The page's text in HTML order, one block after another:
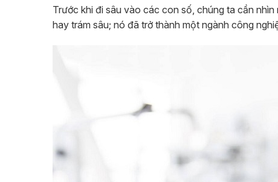
Trước khi đi sâu vào các con số, chúng ta cần
hay trám sâu; nó đã trở thành một ngành công